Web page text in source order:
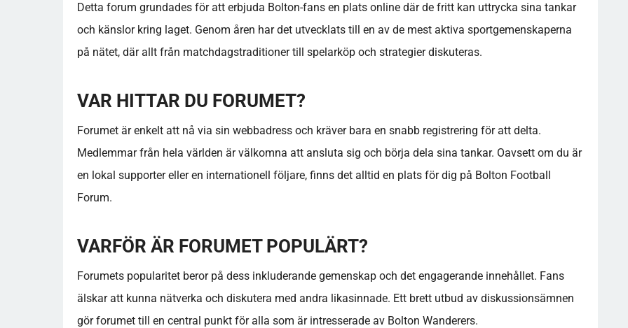
Detta forum grundades för att erbjuda Bolton-fans en plats online där de fritt kan uttrycka sina tankar
och känslor kring laget. Genom åren har det utvecklats till en av de mest aktiva sportgemenskaperna
på nätet, där allt från matchdagstraditioner till spelarköp och strategier diskuteras.
VAR HITTAR DU FORUMET?
Forumet är enkelt att nå via sin webbadress och kräver bara en snabb registrering för att delta.
Medlemmar från hela världen är välkomna att ansluta sig och börja dela sina tankar. Oavsett om du är
en lokal supporter eller en internationell följare, finns det alltid en plats för dig på Bolton Football
Forum.
VARFÖR ÄR FORUMET POPULÄRT?
Forumets popularitet beror på dess inkluderande gemenskap och det engagerande innehållet. Fans
älskar att kunna nätverka och diskutera med andra likasinnade. Ett brett utbud av diskussionsämnen
gör forumet till en central punkt för alla som är intresserade av Bolton Wanderers.